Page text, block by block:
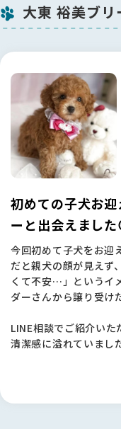
大東 裕美ブリ
初めての子犬お
ーと出会えました
今回初めて子犬をお迎
だと親犬の顔が見えず
くて不安…」というイ
ダーさんから譲り受け
LINE相談でご紹介い
清潔感に溢れていまし
たし、親犬（お母さ
た。